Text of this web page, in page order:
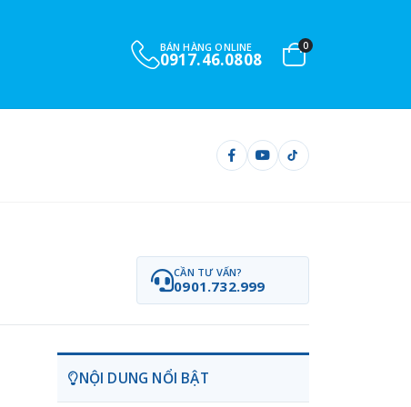
BÁN HÀNG ONLINE
0917.46.0808
0
CẦN TƯ VẤN?
0901.732.999
NỘI DUNG NỔI BẬT